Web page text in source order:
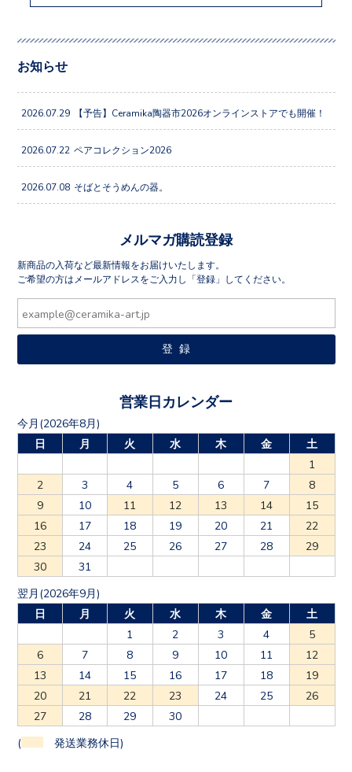
お知らせ
2026.07.29 【予告】Ceramika陶器市2026オンラインストアでも開催！
2026.07.22 ペアコレクション2026
2026.07.08 そばとそうめんの器。
メルマガ購読登録
新商品の入荷など最新情報をお届けいたします。
ご希望の方はメールアドレスをご入力し「登録」してください。
営業日カレンダー
今月(2026年8月)
日
月 火 水 木 金
土
1
2
3 4 5 6 7
8
9
10 11 12 13 14
15
16
17 18 19 20 21
22
23
24 25 26 27 28
29
30
31
翌月(2026年9月)
日
月 火 水 木 金
土
1
2 3 4
5
6
7 8 9 10 11
12
13
14 15 16 17 18
19
20
21 22 23 24 25
26
27
28 29 30
( 発送業務休日)